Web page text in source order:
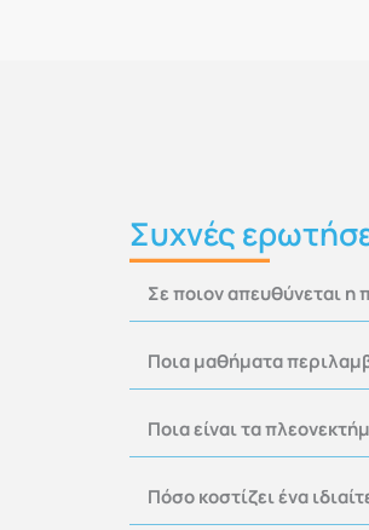
Συχνές
Σε ποιον απευθύνεται
Ποια μαθήματα
Ποια είναι τα
Πόσο κοστίζει ένα